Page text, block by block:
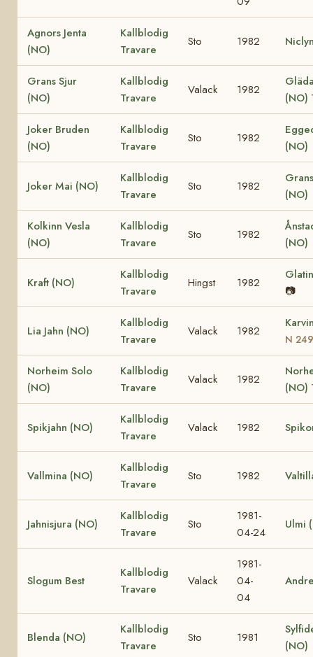
Agnors Jenta
(NO)
Kallblodig
Travare
Sto 1982
Grans Sjur
(NO)
Kallblodig
Travare
Valack 1982
(NO)
Joker Bruden
(NO)
Kallblodig
Travare
Sto 1982
(NO)
Joker Mai (NO)
Kallblodig
Travare
Sto 1982
(NO)
Kolkinn Vesla
(NO)
Kallblodig
Travare
Sto 1982
(NO)
Kraft (NO)
Kallblodig
Travare
Hingst 1982
📷
Lia Jahn (NO)
Kallblodig
Travare
Valack 1982
N
Norheim Solo
(NO)
Kallblodig
Travare
Valack 1982
(NO)
Spikjahn (NO)
Kallblodig
Travare
Valack 1982
Vallmina (NO)
Kallblodig
Travare
Sto 1982
Jahnisjura (NO)
Kallblodig
Travare
Sto
1981-
04-24
Ulmi
Slogum Best
Kallblodig
Travare
Valack
1981-
04-
04
Blenda (NO)
Kallblodig
Travare
Sto 1981
(NO)